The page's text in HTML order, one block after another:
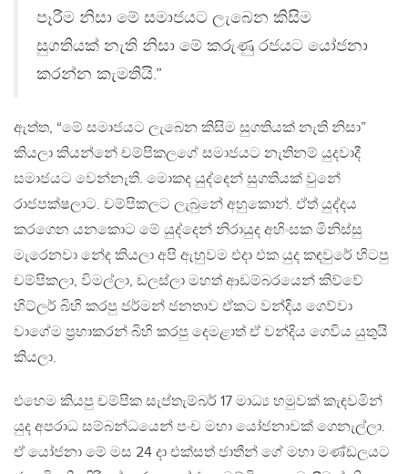
පෑරීම නිසා මේ සමාජයට ලැබෙන කිසිම
සුගතියක් නැති නිසා මේ කරුණු රජයට යෝජනා
කරන්න කැමතියි.”
ඇත්ත, “මේ සමාජයට ලැබෙන කිසිම සුගතියක් නැති නිසා”
කියලා කියන්නේ චම්පිකලගේ සමාජයට නැතිනම් යුදවාදී
සමාජයට වෙන්නැති. මොකද යුද්දෙන් සුගතියක් වුනේ
රාජපක්ෂලාට. චම්පිකලට ලැබුනේ අහුකොන්. ඒත් යුද්දය
කරගෙන යනකොට මේ යුද්දෙන් නිරායුද අහිංසක මිනිස්සු
මැරෙනවා නේද කියලා අපි ඇහුවම එදා එක යුද කඳවුරේ හිටපු
චම්පිකලා, විමල්ලා, ඩලස්ලා මහත් ආඩම්බරයෙන් කිව්වේ
හිට්ලර් බිහි කරපු ජර්මන් ජනතාව ඒකට වන්දිය ගෙව්වා
වාගේම ප්‍රභාකරන් බිහි කරපු දෙමළාත් ඒ වන්දිය ගෙවිය යුතුයි
කියලා.
එහෙම කියපු චම්පික සැප්තැම්බර් 17 මාධ්‍ය හමුවක් කැඳවමින්
යුද අපරාධ සම්බන්ධයෙන් පංච මහා යෝජනාවක් ගෙනැල්ලා.
ඒ යෝජනා මේ මස 24 දා එක්සත් ජාතීන් ගේ මහා මණ්ඩලයට